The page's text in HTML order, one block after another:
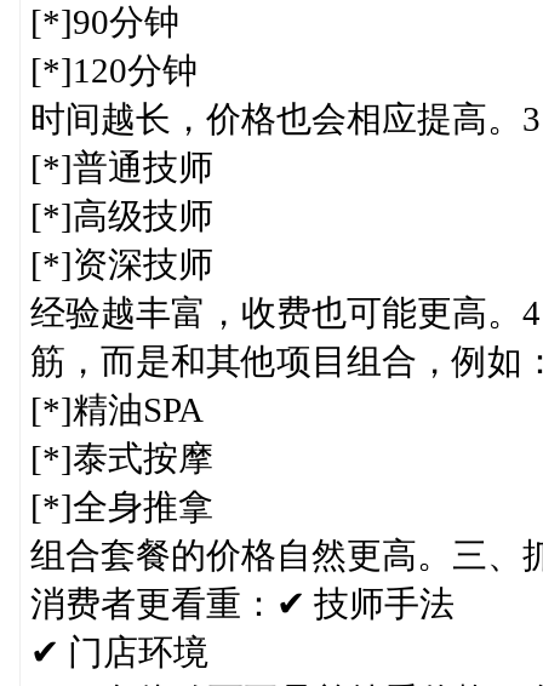
[*]90分钟
[*]120分钟
时间越长，价格也会相应提高。
[*]普通技师
[*]高级技师
[*]资深技师
经验越丰富，收费也可能更高。
筋，而是和其他项目组合，例如
[*]精油SPA
[*]泰式按摩
[*]全身推拿
组合套餐的价格自然更高。三、
消费者更看重：✔ 技师手法
✔ 门店环境